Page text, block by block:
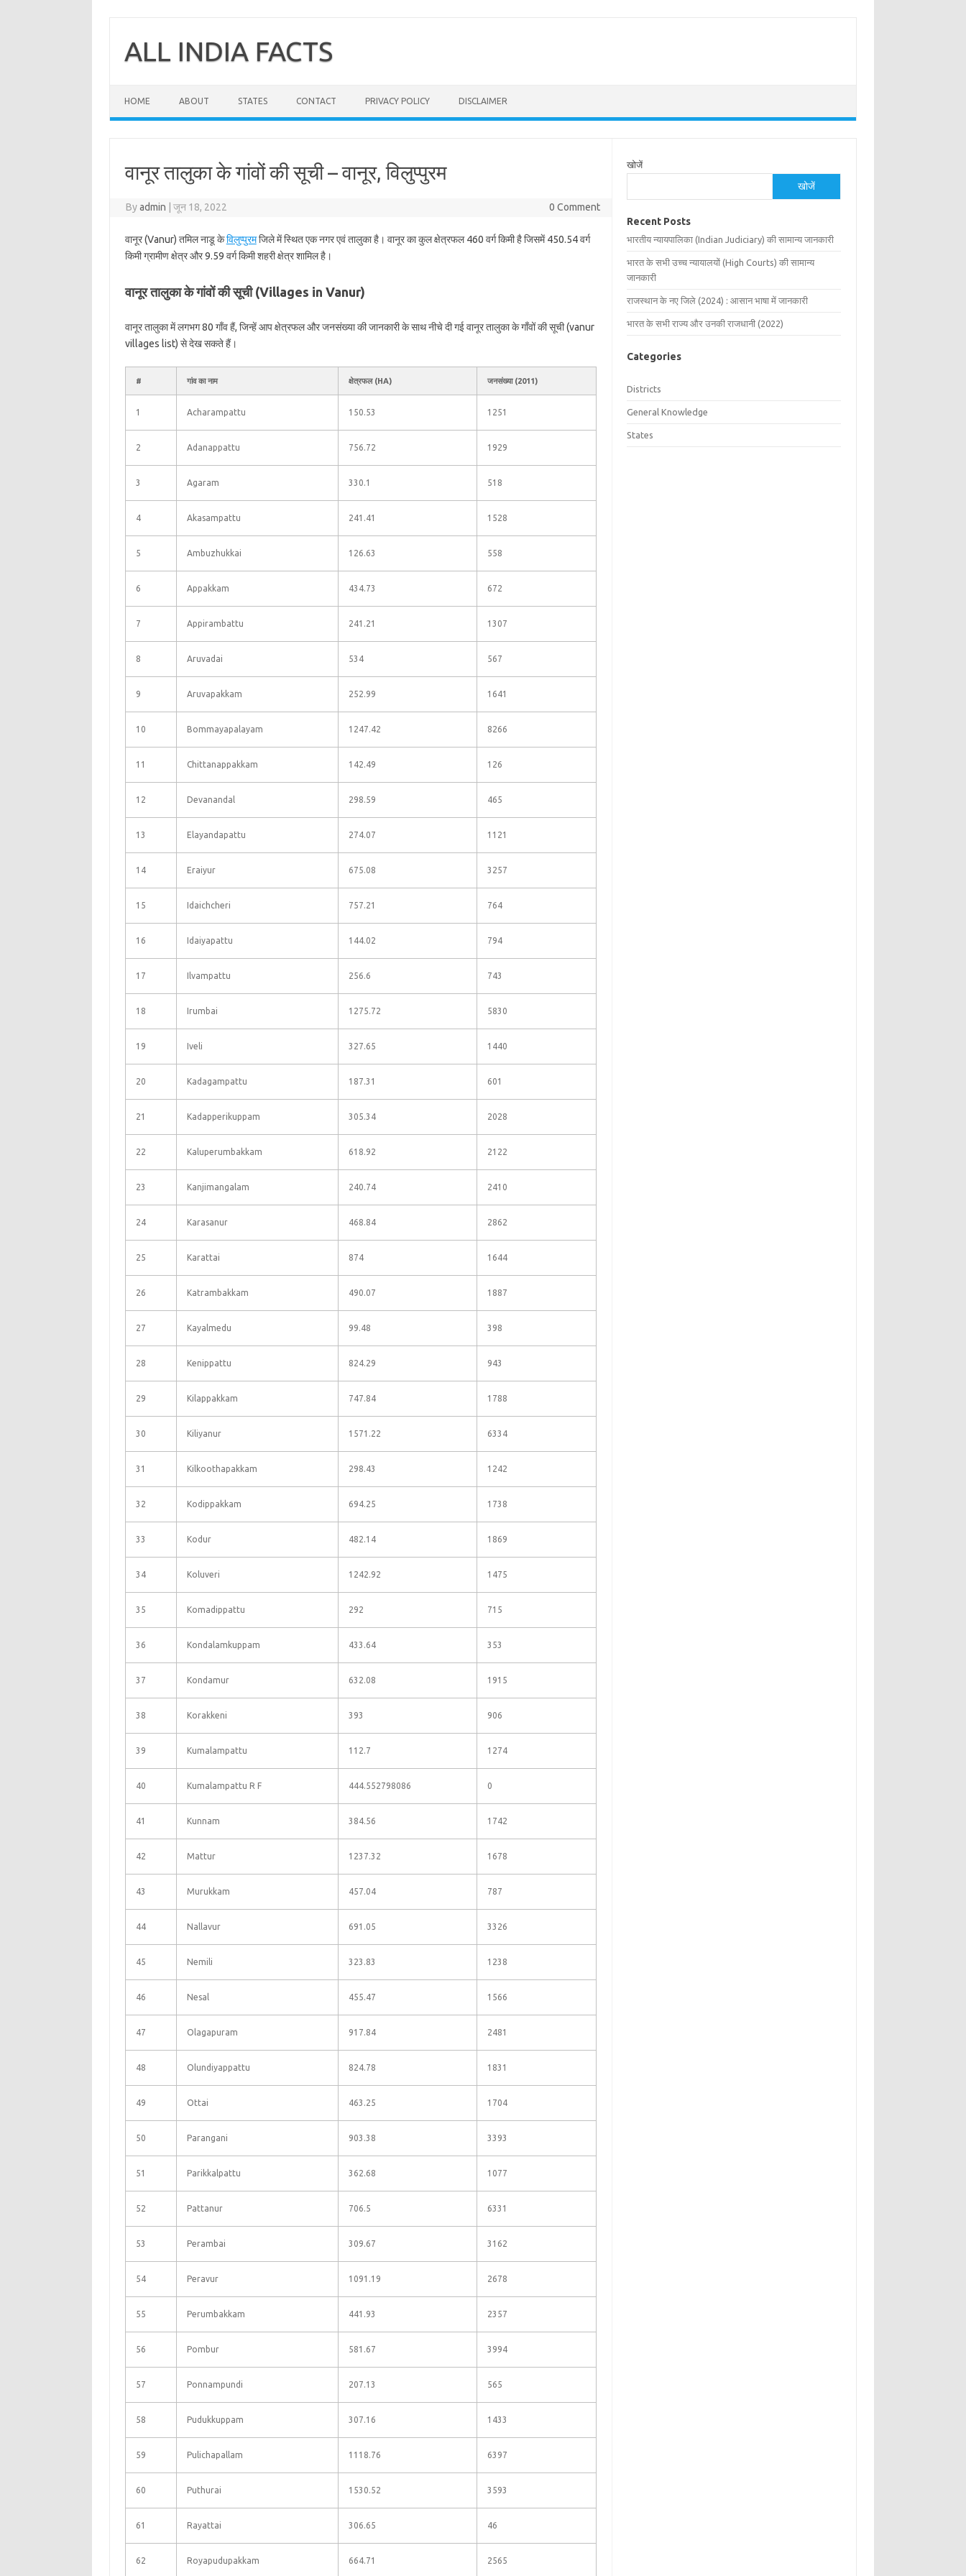
contentALL INDIA FACTS
HOME ABOUT STATES CONTACT PRIVACY POLICY DISCLAIMER
वानूर तालुका के गांवों की सूची – वानूर, विलुप्‍पुरम
Byadmin जून 18, 2022 0 Comment
वानूर (Vanur) तमिल नाडू केविलुप्‍पुरमजिले में स्थित एक नगर एवं तालुका है। वानूर का कुल क्षेत्रफल 460 वर्ग किमी है जिसमें 450.54 वर्ग
किमी ग्रामीण क्षेत्र और 9.59 वर्ग किमी शहरी क्षेत्र शामिल है।
वानूर तालुका के गांवों की सूची (Villages in Vanur)
वानूर तालुका में लगभग 80 गाँव हैं, जिन्हें आप क्षेत्रफल और जनसंख्या की जानकारी के साथ नीचे दी गई वानूर तालुका के गाँवों की सूची (vanur
villages list) से देख सकते हैं।
# गांव का नाम क्षेत्रफल (HA) जनसंख्या (2011)
1 Acharampattu 150.53 1251
2 Adanappattu 756.72 1929
3 Agaram 330.1 518
4 Akasampattu 241.41 1528
5 Ambuzhukkai 126.63 558
6 Appakkam 434.73 672
7 Appirambattu 241.21 1307
8 Aruvadai 534 567
9 Aruvapakkam 252.99 1641
10 Bommayapalayam 1247.42 8266
11 Chittanappakkam 142.49 126
12 Devanandal 298.59 465
13 Elayandapattu 274.07 1121
14 Eraiyur 675.08 3257
15 Idaichcheri 757.21 764
16 Idaiyapattu 144.02 794
17 Ilvampattu 256.6 743
18 Irumbai 1275.72 5830
19 Iveli 327.65 1440
20 Kadagampattu 187.31 601
21 Kadapperikuppam 305.34 2028
22 Kaluperumbakkam 618.92 2122
23 Kanjimangalam 240.74 2410
24 Karasanur 468.84 2862
25 Karattai 874 1644
26 Katrambakkam 490.07 1887
27 Kayalmedu 99.48 398
28 Kenippattu 824.29 943
29 Kilappakkam 747.84 1788
30 Kiliyanur 1571.22 6334
31 Kilkoothapakkam 298.43 1242
32 Kodippakkam 694.25 1738
33 Kodur 482.14 1869
34 Koluveri 1242.92 1475
35 Komadippattu 292 715
36 Kondalamkuppam 433.64 353
37 Kondamur 632.08 1915
38 Korakkeni 393 906
39 Kumalampattu 112.7 1274
40 Kumalampattu R F 444.552798086 0
41 Kunnam 384.56 1742
42 Mattur 1237.32 1678
43 Murukkam 457.04 787
44 Nallavur 691.05 3326
45 Nemili 323.83 1238
46 Nesal 455.47 1566
47 Olagapuram 917.84 2481
48 Olundiyappattu 824.78 1831
49 Ottai 463.25 1704
50 Parangani 903.38 3393
51 Parikkalpattu 362.68 1077
52 Pattanur 706.5 6331
53 Perambai 309.67 3162
54 Peravur 1091.19 2678
55 Perumbakkam 441.93 2357
56 Pombur 581.67 3994
57 Ponnampundi 207.13 565
58 Pudukkuppam 307.16 1433
59 Pulichapallam 1118.76 6397
60 Puthurai 1530.52 3593
61 Rayattai 306.65 46
62 Royapudupakkam 664.71 2565
खोजें
खोजें
Recent Posts
भारतीय न्यायपालिका (Indian Judiciary) की सामान्य जानकारी
भारत के सभी उच्च न्यायालयों (High Courts) की सामान्य
जानकारी
राजस्थान के नए जिले (2024) : आसान भाषा में जानकारी
भारत के सभी राज्य और उनकी राजधानी (2022)
Categories
Districts
General Knowledge
States